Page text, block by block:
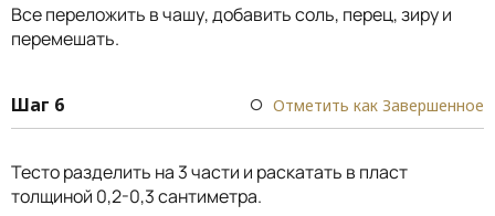
Все переложить в чашу, добавить соль, перец, зиру и
перемешать.
Шаг 6 Отметить как Завершенное
Тесто разделить на 3 части и раскатать в пласт
толщиной 0,2-0,3 сантиметра.